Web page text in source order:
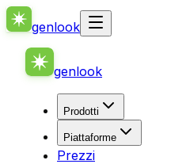
genlook
genlook
Prodotti
Piattaforme
Prezzi